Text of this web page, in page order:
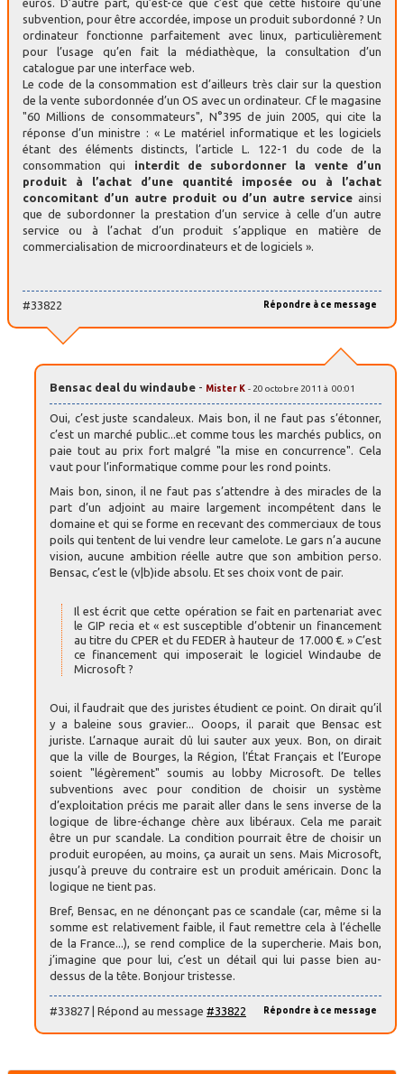
subvention, pour être accordée, impose un produit subordonné ? Un
ordinateur fonctionne parfaitement avec linux, particulièrement
pour l’usage qu’en fait la médiathèque, la consultation d’un
catalogue par une interface web.
Le code de la consommation est d’ailleurs très clair sur la question
de la vente subordonnée d’un OS avec un ordinateur. Cf le magasine
"60 Millions de consommateurs", N°395 de juin 2005, qui cite la
réponse d’un ministre : « Le matériel informatique et les logiciels
étant des éléments distincts, l’article L. 122-1 du code de la
consommation qui
interdit de subordonner la vente d’un
produit à l’achat d’une quantité imposée ou à l’achat
concomitant d’un autre produit ou d’un autre service ainsi
que de subordonner la prestation d’un service à celle d’un autre
service ou à l’achat d’un produit s’applique en matière de
commercialisation de microordinateurs et de logiciels ».
Répondre à ce message
#33822
Bensac deal du windaube - Mister K - 20 octobre 2011 à 00:01
Oui, c’est juste scandaleux. Mais bon, il ne faut pas s’étonner,
c’est un marché public...et comme tous les marchés publics, on
paie tout au prix fort malgré "la mise en concurrence". Cela
vaut pour l’informatique comme pour les rond points.
Mais bon, sinon, il ne faut pas s’attendre à des miracles de la
part d’un adjoint au maire largement incompétent dans le
domaine et qui se forme en recevant des commerciaux de tous
poils qui tentent de lui vendre leur camelote. Le gars n’a aucune
vision, aucune ambition réelle autre que son ambition perso.
Bensac, c’est le (v|b)ide absolu. Et ses choix vont de pair.
Il est écrit que cette opération se fait en partenariat avec
le GIP recia et « est susceptible d’obtenir un financement
au titre du CPER et du FEDER à hauteur de 17.000 €. » C’est
ce financement qui imposerait le logiciel Windaube de
Microsoft ?
Oui, il faudrait que des juristes étudient ce point. On dirait qu’il
y a baleine sous gravier... Ooops, il parait que Bensac est
juriste. L’arnaque aurait dû lui sauter aux yeux. Bon, on dirait
que la ville de Bourges, la Région, l’État Français et l’Europe
soient "légèrement" soumis au lobby Microsoft. De telles
subventions avec pour condition de choisir un système
d’exploitation précis me parait aller dans le sens inverse de la
logique de libre-échange chère aux libéraux. Cela me parait
être un pur scandale. La condition pourrait être de choisir un
produit européen, au moins, ça aurait un sens. Mais Microsoft,
jusqu’à preuve du contraire est un produit américain. Donc la
logique ne tient pas.
Bref, Bensac, en ne dénonçant pas ce scandale (car, même si la
somme est relativement faible, il faut remettre cela à l’échelle
de la France...), se rend complice de la supercherie. Mais bon,
j’imagine que pour lui, c’est un détail qui lui passe bien au-
dessus de la tête. Bonjour tristesse.
Répondre à ce message
#33827 | Répond au message #33822